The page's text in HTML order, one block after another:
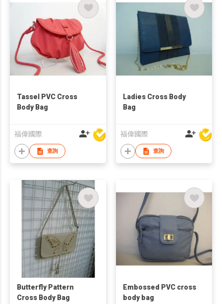
Tassel PVC Cross
Body Bag
福偉國際
查詢
Ladies Cross Body
Bag
福偉國際
查詢
Butterfly Pattern
Cross Body Bag
Embossed PVC cross
body bag